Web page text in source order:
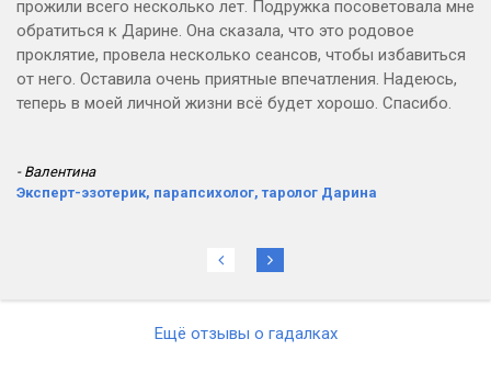
прожили всего несколько лет. Подружка посоветовала мне
обратиться к Дарине. Она сказала, что это родовое
проклятие, провела несколько сеансов, чтобы избавиться
от него. Оставила очень приятные впечатления. Надеюсь,
теперь в моей личной жизни всё будет хорошо. Спасибо.
- Валентина
Эксперт-эзотерик, парапсихолог, таролог Дарина
Ещё отзывы о гадалках